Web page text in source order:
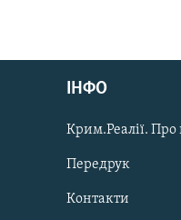
ІНФО
Крим.Реалії. Про
Передрук
Контакти